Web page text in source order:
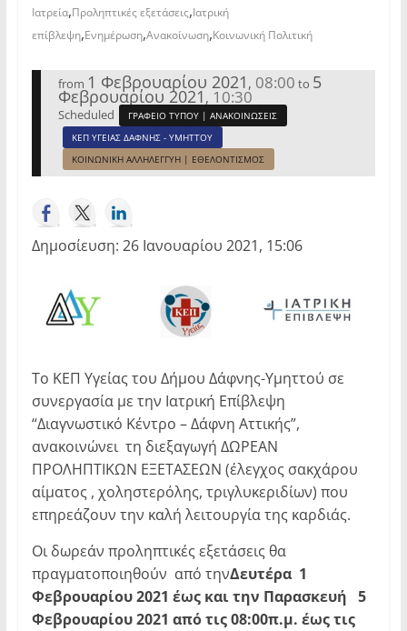
Ιατρεία,Προληπτικές εξετάσεις,Ιατρική
επίβλεψη,Ενημέρωση,Ανακοίνωση,Κοινωνική Πολιτική
from 1 Φεβρουαρίου 2021, 08:00 to 5
Φεβρουαρίου 2021, 10:30
Scheduled
ΓΡΑΦΕΙΟ ΤΥΠΟΥ | ΑΝΑΚΟΙΝΩΣΕΙΣ
ΚΕΠ ΥΓΕΙΑΣ ΔΑΦΝΗΣ - ΥΜΗΤΤΟΥ
ΚΟΙΝΩΝΙΚΗ ΑΛΛΗΛΕΓΓΥΗ | ΕΘΕΛΟΝΤΙΣΜΟΣ
Δημοσίευση: 26 Ιανουαρίου 2021, 15:06
Το ΚΕΠ Υγείας του Δήμου Δάφνης-Υμηττού σε
συνεργασία με την Ιατρική Επίβλεψη
“Διαγνωστικό Κέντρο – Δάφνη Αττικής”,
ανακοινώνει τη διεξαγωγή ΔΩΡΕΑΝ
ΠΡΟΛΗΠΤΙΚΩΝ ΕΞΕΤΑΣΕΩΝ (έλεγχος σακχάρου
αίματος , χοληστερόλης, τριγλυκεριδίων) που
επηρεάζουν την καλή λειτουργία της καρδιάς.
Οι δωρεάν προληπτικές εξετάσεις θα
πραγματοποιηθούν από τηνΔευτέρα 1
Φεβρουαρίου 2021 έως και την Παρασκευή 5
Φεβρουαρίου 2021 από τις 08:00π.μ. έως τις